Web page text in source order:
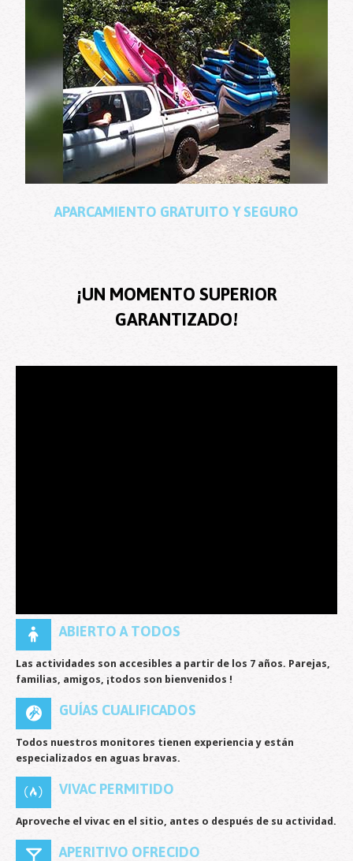
APARCAMIENTO GRATUITO Y SEGURO
¡UN MOMENTO SUPERIOR
GARANTIZADO!
ABIERTO A TODOS
Las actividades son accesibles a partir de los 7 años. Parejas,
familias, amigos, ¡todos son bienvenidos !
GUÍAS CUALIFICADOS
Todos nuestros monitores tienen experiencia y están
especializados en aguas bravas.
VIVAC PERMITIDO
Aproveche el vivac en el sitio, antes o después de su actividad.
APERITIVO OFRECIDO